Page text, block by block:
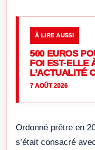
À LIRE AUSSI
500 EUROS
FOI EST-ELLE
L’ACTUALITÉ
7 AOÛT 2026
Ordonné prêtre en
s’était consacré